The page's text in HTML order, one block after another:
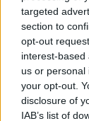
targeted
section to
opt-out
interest-based
us or
your opt-out.
disclosure of
IAB’s list of
RICETTA RICETTE
Ricetta
Pasta con
piatto